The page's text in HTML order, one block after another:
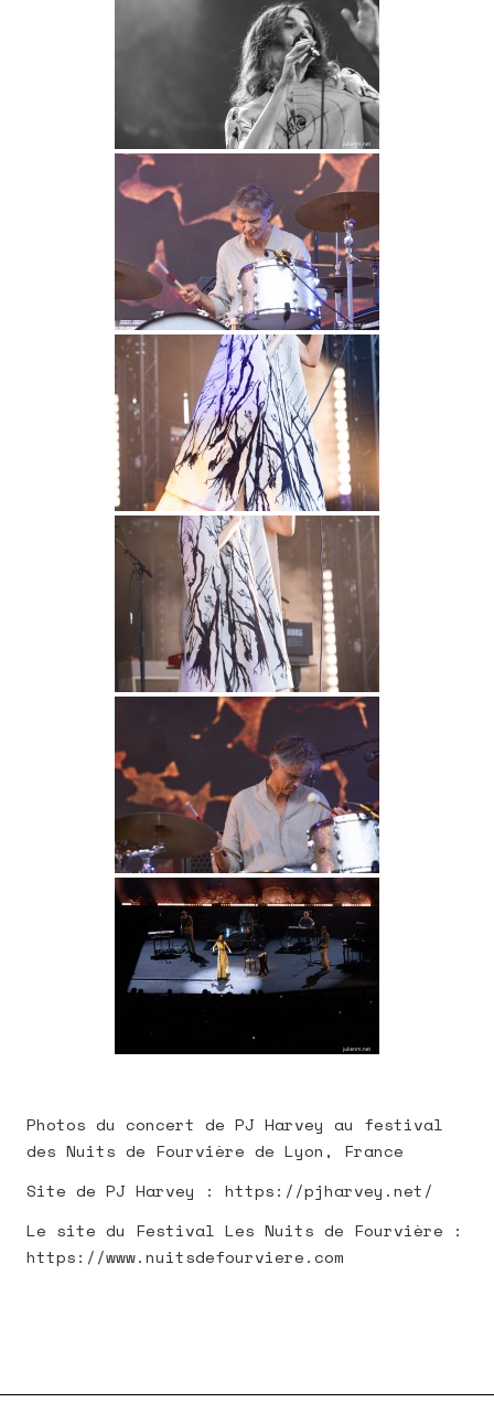
Photos du concert de PJ Harvey au festival
des Nuits de Fourvière de Lyon, France
Site de PJ Harvey : https://pjharvey.net/
Le site du Festival Les Nuits de Fourvière :
https://www.nuitsdefourviere.com